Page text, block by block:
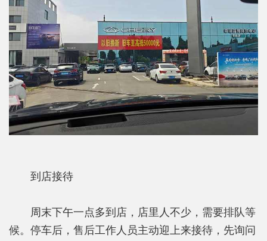
到店接待
周末下午一点多到店，店里人不少，需要排队等
候。停车后，售后工作人员主动迎上来接待，先询问